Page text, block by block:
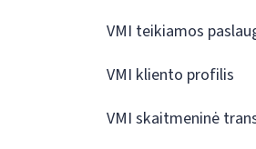
VMI teikiamos
VMI kliento profilis
VMI skaitmeninė